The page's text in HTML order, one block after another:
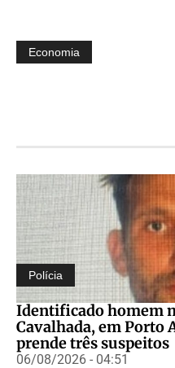
Economia
Polícia
Identificado homem
Cavalhada, em Porto
prende três suspeitos
06/08/2026 - 04:51